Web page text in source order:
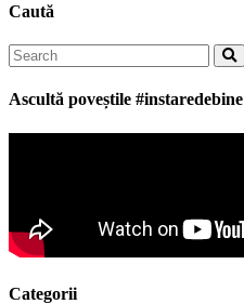
Caută
Search
for:
Ascultă poveștile #instaredebine
Categorii